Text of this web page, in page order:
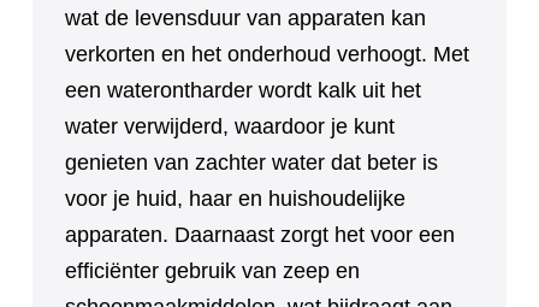
wat de levensduur van apparaten kan
verkorten en het onderhoud verhoogt. Met
een waterontharder wordt kalk uit het
water verwijderd, waardoor je kunt
genieten van zachter water dat beter is
voor je huid, haar en huishoudelijke
apparaten. Daarnaast zorgt het voor een
efficiënter gebruik van zeep en